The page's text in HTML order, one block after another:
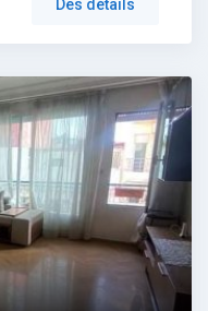
Des détails
Populaire